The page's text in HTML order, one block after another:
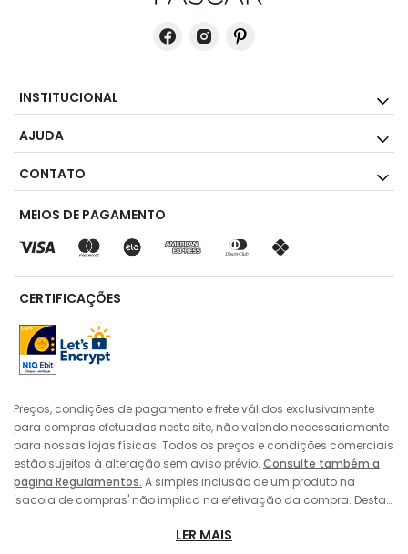
INSTITUCIONAL
AJUDA
CONTATO
MEIOS DE PAGAMENTO
CERTIFICAÇÕES
Preços, condições de pagamento e frete válidos exclusivamente
para compras efetuadas neste site, não valendo necessariamente
para nossas lojas físicas. Todos os preços e condições comerciais
estão sujeitos à alteração sem aviso prévio. Consulte também a
página Regulamentos. A simples inclusão de um produto na
'sacola de compras' não implica na efetivação da compra. Desta
da 'finalização' da compra pelo consumidor, no caso de alteração
LER MAIS